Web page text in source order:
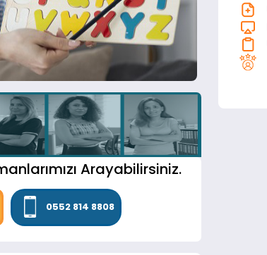
Arayabilirsiniz.
0552 814 8808